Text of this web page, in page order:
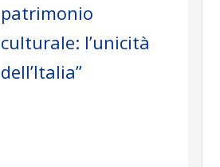
patrimonio
culturale: l’unicità
dell’Italia”